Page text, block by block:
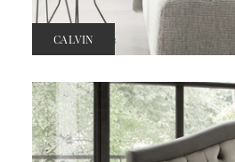
CALVIN